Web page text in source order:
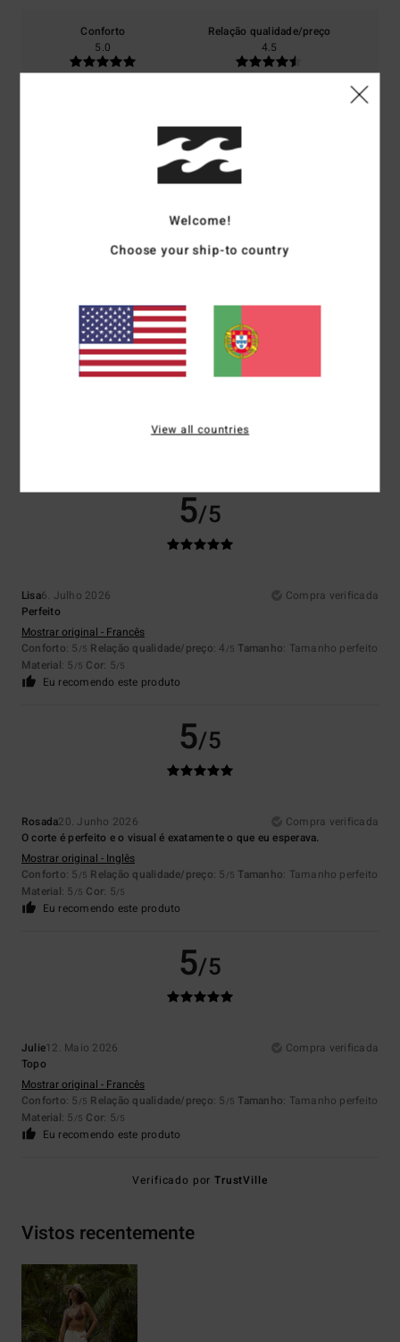
Conforto
5.0
Relação qualidade/preço
4.5
Demasiado grande
Cor
5 /5
Mostrar original - Francês
Relação qualidade/preço: 4
5/5
Lisa6. Julho 2026
Compra verificada
Perfeito
Mostrar original - Francês
Conforto: 5 /5 Relação qualidade/preço: 4 /5 Tamanho: Tamanho perfeito
Material: 5 /5 Cor: 5/5
Eu recomendo este produto
5/5
Rosada20. Junho 2026
Compra verificada
O corte é perfeito e o visual é exatamente o que eu esperava.
Mostrar original - Inglês
Conforto: 5 /5 Relação qualidade/preço: 5 /5 Tamanho: Tamanho perfeito
Material: 5 /5 Cor: 5/5
Eu recomendo este produto
5/5
Julie12. Maio 2026
Compra verificada
Topo
Mostrar original - Francês
Conforto: 5 /5 Relação qualidade/preço: 5 /5 Tamanho: Tamanho perfeito
Material: 5 /5 Cor: 5/5
Eu recomendo este produto
Verificado porTrustVille
Vistos recentemente
Welcome!
Choose your ship-to country
View all countries